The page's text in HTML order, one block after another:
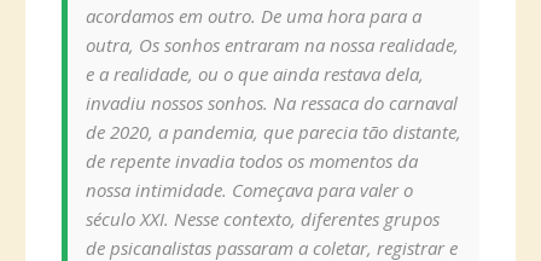
acordamos em outro. De uma hora para a
outra, Os sonhos entraram na nossa realidade,
e a realidade, ou o que ainda restava dela,
invadiu nossos sonhos. Na ressaca do carnaval
de 2020, a pandemia, que parecia tão distante,
de repente invadia todos os momentos da
nossa intimidade. Começava para valer o
século XXI. Nesse contexto, diferentes grupos
de psicanalistas passaram a coletar, registrar e